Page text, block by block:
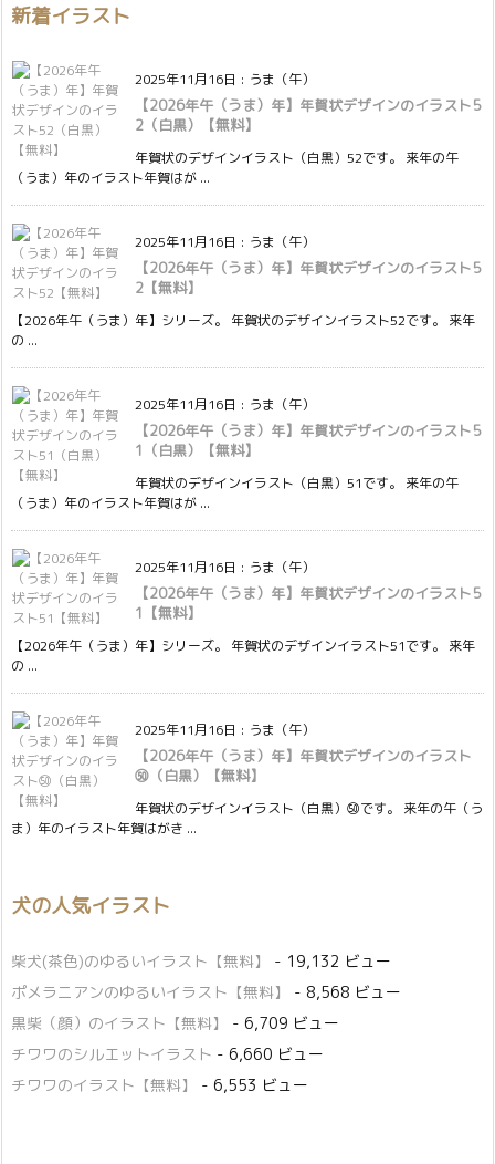
新着イラスト
2025年11月16日 : うま（午）
【2026年午（うま）年】年賀状デザインのイラスト5
2（白黒）【無料】
年賀状のデザインイラスト（白黒）52です。 来年の午
（うま）年のイラスト年賀はが ...
2025年11月16日 : うま（午）
【2026年午（うま）年】年賀状デザインのイラスト5
2【無料】
【2026年午（うま）年】シリーズ。 年賀状のデザインイラスト52です。 来年
の ...
2025年11月16日 : うま（午）
【2026年午（うま）年】年賀状デザインのイラスト5
1（白黒）【無料】
年賀状のデザインイラスト（白黒）51です。 来年の午
（うま）年のイラスト年賀はが ...
2025年11月16日 : うま（午）
【2026年午（うま）年】年賀状デザインのイラスト5
1【無料】
【2026年午（うま）年】シリーズ。 年賀状のデザインイラスト51です。 来年
の ...
2025年11月16日 : うま（午）
【2026年午（うま）年】年賀状デザインのイラスト
㊿（白黒）【無料】
年賀状のデザインイラスト（白黒）㊿です。 来年の午（う
ま）年のイラスト年賀はがき ...
犬の人気イラスト
柴犬(茶色)のゆるいイラスト【無料】
- 19,132 ビュー
ポメラニアンのゆるいイラスト【無料】
- 8,568 ビュー
黒柴（顔）のイラスト【無料】
- 6,709 ビュー
チワワのシルエットイラスト - 6,660 ビュー
チワワのイラスト【無料】
- 6,553 ビュー